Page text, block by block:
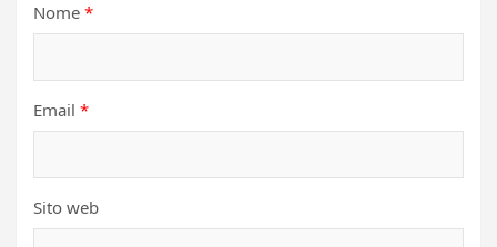
Nome *
Email *
Sito web